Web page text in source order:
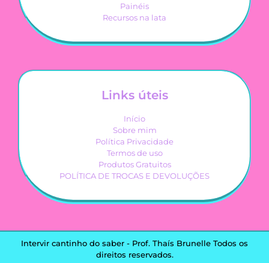
Painéis
Recursos na lata
Links úteis
Início
Sobre mim
Política Privacidade
Termos de uso
Produtos Gratuitos
POLÍTICA DE TROCAS E DEVOLUÇÕES
Intervir cantinho do saber - Prof. Thaís Brunelle Todos os
direitos reservados.